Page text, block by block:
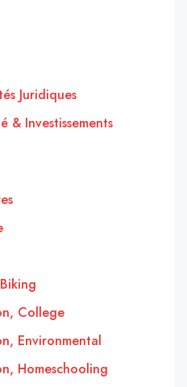
Juridiques
& Investissements
College
Environmental
Homeschooling